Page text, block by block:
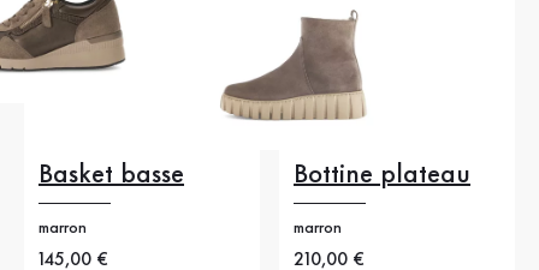
Basket basse
marron
Nouveau prix
145,00 €
Bottine plateau
marron
Nouveau prix
210,00 €